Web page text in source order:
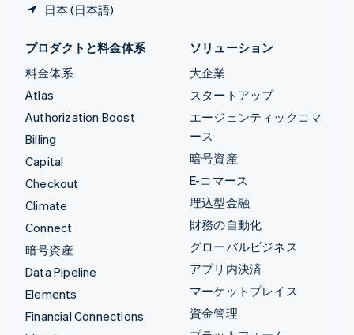
日本 (日本語)
プロダクトと料金体系
料金体系
Atlas
Authorization Boost
Billing
Capital
Checkout
Climate
Connect
暗号資産
Data Pipeline
Elements
Financial Connections
ソリューション
大企業
スタートアップ
エージェンティックコマ
ース
暗号資産
E-コマース
埋込型金融
財務の自動化
グローバルビジネス
アプリ内決済
マーケットプレイス
資金管理